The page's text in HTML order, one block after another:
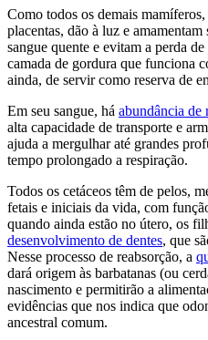
Como todos os demais mamíferos,
placentas, dão à luz e
sangue quente e evitam a perda
camada de gordura que funciona
ainda, de servir como reserva de
Em seu sangue, há abundância de
alta capacidade de transporte e
ajuda a mergulhar até grandes
tempo prolongado a respiração.
Todos os cetáceos têm de pelos,
fetais e iniciais da vida, com
quando ainda estão no útero, os
desenvolvimento de dentes, que
Nesse processo de reabsorção, a
dará origem às barbatanas (ou
nascimento e permitirão a
evidências que nos indica que
ancestral comum.